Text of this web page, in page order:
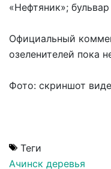
«Нефтяник»;
Официальный
озеленителей пока
Фото: скриншот
Теги
Ачинск деревья